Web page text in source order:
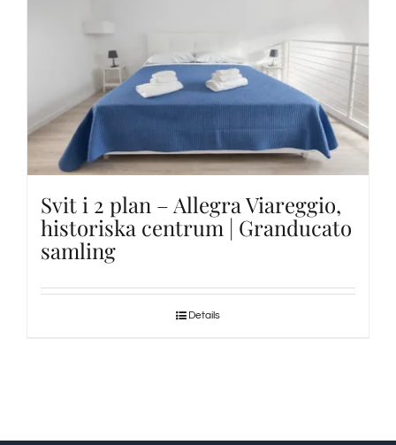
Svit i 2 plan – Allegra Viareggio,
historiska centrum | Granducato
samling
Details